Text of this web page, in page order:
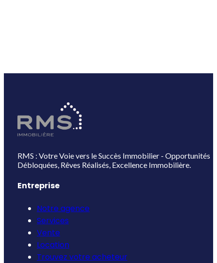
RMS : Votre Voie vers le Succès Immobilier - Opportunités
Débloquées, Rêves Réalisés, Excellence Immobilière.
Entreprise
Notre agence
Services
Vente
Location
Trouvez votre acheteur